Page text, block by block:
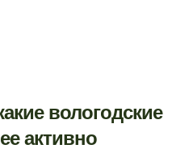
вологодские
активно